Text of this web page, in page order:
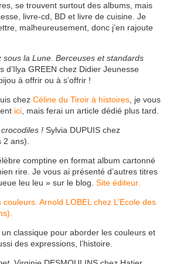
se trouvent surtout des albums, mais
livre-cd, BD et livre de cuisine. Je
malheureusement, donc j’en rajoute
sous la Lune. Berceuses et standards
d’Ilya GREEN chez Didier Jeunesse
à offrir ou à s’offrir !
chez Céline du Tiroir à histoires , je vous
ici , mais ferai un article dédié plus tard.
! Sylvia DUPUIS chez
ans).
comptine en format album cartonné
rire. Je vous ai présenté d’autres titres
leu leu » sur le blog. Site éditeur.
Arnold LOBEL chez L’Ecole des
un classique pour aborder les couleurs et
des expressions, l’histoire.